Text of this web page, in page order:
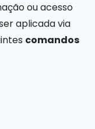
ou acesso
aplicada via
comandos